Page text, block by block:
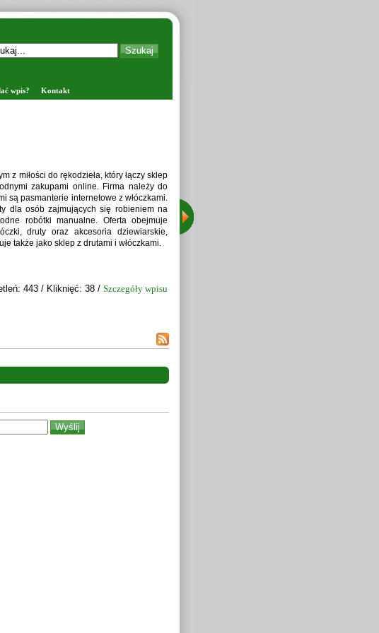
wpis? Kontakt
z miłości do rękodzieła, który łączy sklep
zakupami online. Firma należy do
są pasmanterie internetowe z włóczkami.
dla osób zajmujących się robieniem na
robótki manualne. Oferta obejmuje
druty oraz akcesoria dziewiarskie,
także jako sklep z drutami i włóczkami.
443 / Kliknięć: 38 / Szczegóły wpisu